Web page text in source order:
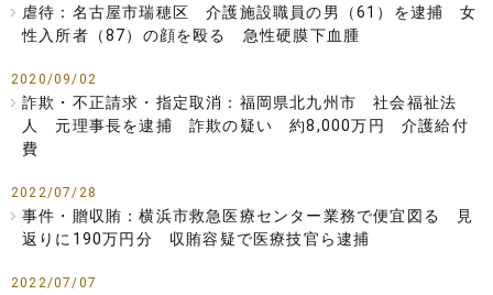
虐待：名古屋市瑞穂区 介護施設職員の男（61）を逮捕 女
性入所者（87）の顔を殴る 急性硬膜下血腫
2020/09/02
詐欺・不正請求・指定取消：福岡県北九州市 社会福祉法
人 元理事長を逮捕 詐欺の疑い 約8,000万円 介護給付
費
2022/07/28
事件・贈収賄：横浜市救急医療センター業務で便宜図る 見
返りに190万円分 収賄容疑で医療技官ら逮捕
2022/07/07